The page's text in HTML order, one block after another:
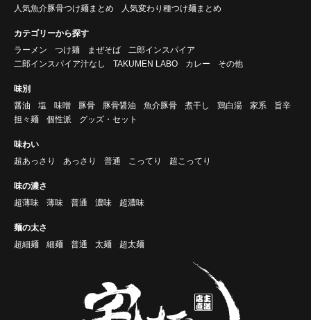
人気魚介豚骨つけ麺まとめ
人気変わり種つけ麺まとめ
カテゴリーから探す
ラーメン
つけ麺 まぜそば
二郎インスパイア
二郎インスパイア汁なし
TAKUMEN LABO カレー その他
味別
醤油
塩 味噌 豚骨 豚骨醤油 魚介豚骨 煮干し 鶏白湯 家系
旨辛
担々麺
個性派 グッズ・セット
味わい
超あっさり
あっさり 普通 こってり 超こってり
味の濃さ
超薄味
薄味 普通 濃味 超濃味
麺の太さ
超細麺
細麺 普通 太麺 超太麺